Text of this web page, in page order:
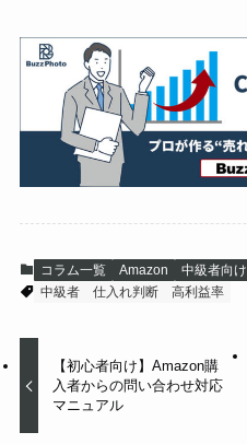
コラム一覧 Amazon 中級者向け
中級者
仕入れ判断 高利益率
【初心者向け】Amazon購
入者からの問い合わせ対応
マニュアル